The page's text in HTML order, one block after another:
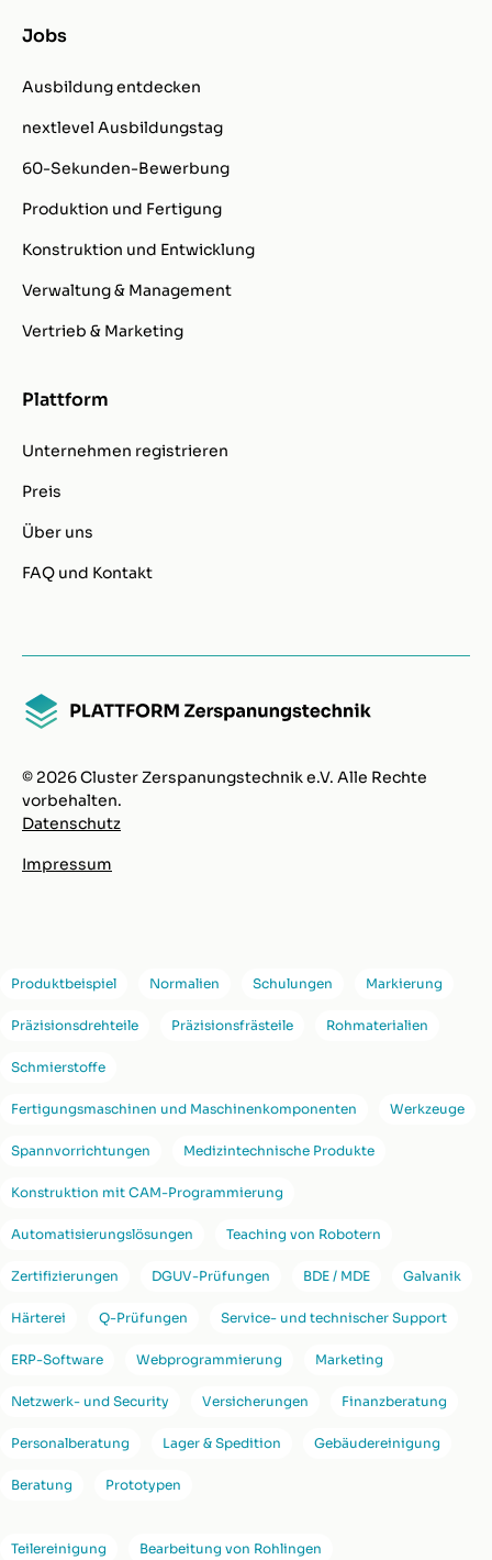
Jobs
Ausbildung entdecken
nextlevel Ausbildungstag
60-Sekunden-Bewerbung
Produktion und Fertigung
Konstruktion und Entwicklung
Verwaltung & Management
Vertrieb & Marketing
Plattform
Unternehmen registrieren
Preis
Über uns
FAQ und Kontakt
© 2026 Cluster Zerspanungstechnik e.V. Alle Rechte
vorbehalten.
Datenschutz
Impressum
Produktbeispiel Normalien Schulungen Markierung
Präzisionsdrehteile Präzisionsfrästeile Rohmaterialien
Schmierstoffe
Fertigungsmaschinen und Maschinenkomponenten Werkzeuge
Spannvorrichtungen Medizintechnische Produkte
Konstruktion mit CAM-Programmierung
Automatisierungslösungen Teaching von Robotern
Zertifizierungen DGUV-Prüfungen BDE / MDE Galvanik
Härterei Q-Prüfungen Service- und technischer Support
ERP-Software Webprogrammierung Marketing
Netzwerk- und Security Versicherungen Finanzberatung
Personalberatung Lager & Spedition Gebäudereinigung
Beratung Prototypen
Teilereinigung Bearbeitung von Rohlingen